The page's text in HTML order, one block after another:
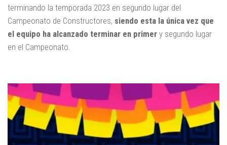
terminando la temporada 2023 en segundo lugar del
Campeonato de Constructores, siendo esta la única vez que
el equipo ha alcanzado terminar en primer y segundo lugar
en el Campeonato.